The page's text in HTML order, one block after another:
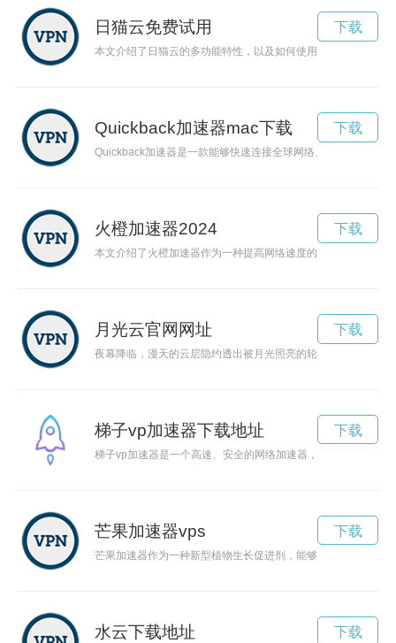
日猫云免费试用
本文介绍了日猫云的多功能特性，以及如何使用它进行一站式网
下载
Quickback加速器mac下载
Quickback加速器是一款能够快速连接全球网络、高效加速网
下载
火橙加速器2024
本文介绍了火橙加速器作为一种提高网络速度的解决方案，通
下载
月光云官网网址
夜幕降临，漫天的云层隐约透出被月光照亮的轮廓，营造出一片
下载
梯子vp加速器下载地址
梯子vp加速器是一个高速、安全的网络加速器，能够帮助用户
下载
芒果加速器vps
芒果加速器作为一种新型植物生长促进剂，能够显著提高芒果
下载
水云下载地址 下载